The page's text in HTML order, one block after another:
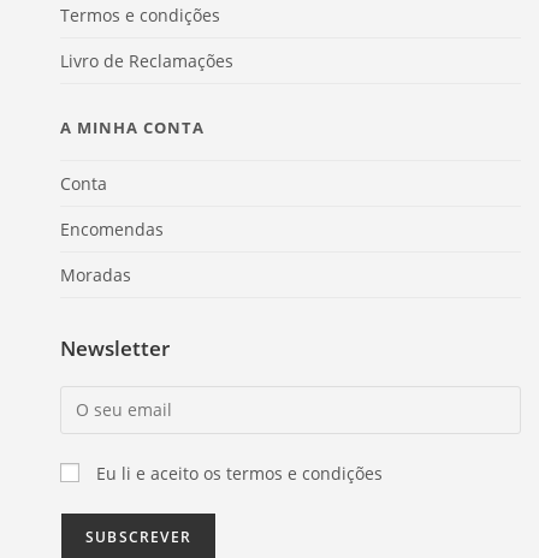
Termos e condições
Livro de Reclamações
A MINHA CONTA
Conta
Encomendas
Moradas
Newsletter
Eu li e aceito os termos e condições